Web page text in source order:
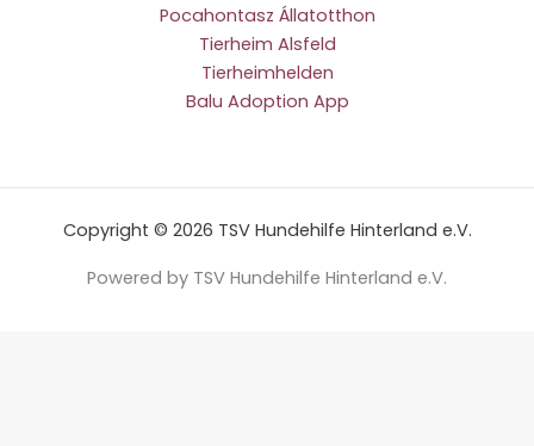
Pocahontasz Állatotthon
Tierheim Alsfeld
Tierheimhelden
Balu Adoption App
Copyright © 2026 TSV Hundehilfe Hinterland e.V.
Powered by TSV Hundehilfe Hinterland e.V.